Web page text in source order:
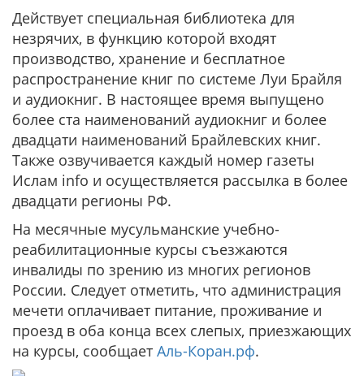
Действует специальная библиотека для
незрячих, в функцию которой входят
производство, хранение и бесплатное
распространение книг по системе Луи Брайля
и аудиокниг. В настоящее время выпущено
более ста наименований аудиокниг и более
двадцати наименований Брайлевских книг.
Также озвучивается каждый номер газеты
Ислам info и осуществляется рассылка в более
двадцати регионы РФ.
На месячные мусульманские учебно-
реабилитационные курсы съезжаются
инвалиды по зрению из многих регионов
России. Следует отметить, что администрация
мечети оплачивает питание, проживание и
проезд в оба конца всех слепых, приезжающих
на курсы, сообщает Аль-Коран.рф.